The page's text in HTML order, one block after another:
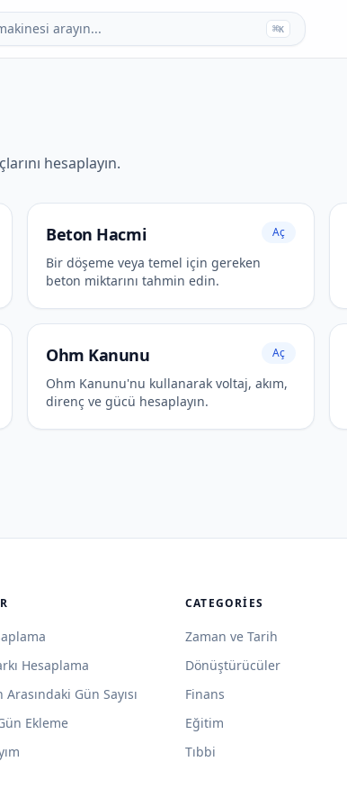
arayın... ⌘K
hesaplayın.
Beton Hacmi Aç
Bir döşeme veya temel için gereken
beton miktarını tahmin edin.
Ohm Kanunu Aç
Ohm Kanunu'nu kullanarak voltaj, akım,
direnç ve gücü hesaplayın.
Hesaplama
Gün Sayısı
Ekleme
CATEGORIES
Zaman ve Tarih
Dönüştürücüler
Finans
Eğitim
Tıbbi